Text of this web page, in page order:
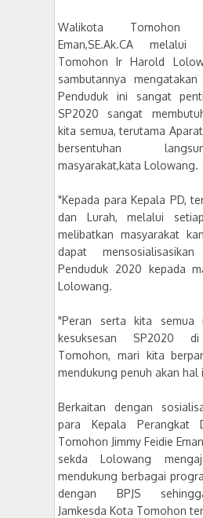
Walikota Tomohon
Eman,SE.Ak.CA
Tomohon Ir Harold
sambutannya
Penduduk ini sangat
SP2020 sangat
kita semua, terutama
bersentuhan
masyarakat,kata Lolowang.
"Kepada para Kepala PD,
dan Lurah, melalui
melibatkan masyarakat
dapat
Penduduk 2020 kepada
Lolowang.
"Peran serta kita semua
kesuksesan SP2020
Tomohon, mari kita
mendukung penuh akan hal
Berkaitan dengan
para Kepala Perangkat
Tomohon Jimmy Feidie
sekda Lolowang
mendukung berbagai
dengan BPJS
Jamkesda Kota Tomohon